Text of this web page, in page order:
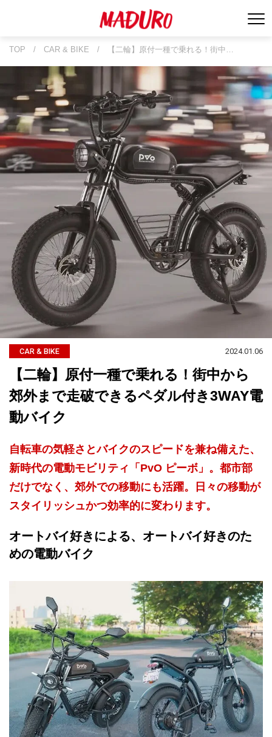
TOP / CAR & BIKE / 【二輪】原付一種で乗れる！街中…
CAR & BIKE 2024.01.06
【二輪】原付一種で乗れる！街中から
郊外まで走破できるペダル付き3WAY電
動バイク
自転車の気軽さとバイクのスピードを兼ね備えた、
新時代の電動モビリティ「PvO ピーボ」。都市部
だけでなく、郊外での移動にも活躍。日々の移動が
スタイリッシュかつ効率的に変わります。
オートバイ好きによる、オートバイ好きのた
めの電動バイク